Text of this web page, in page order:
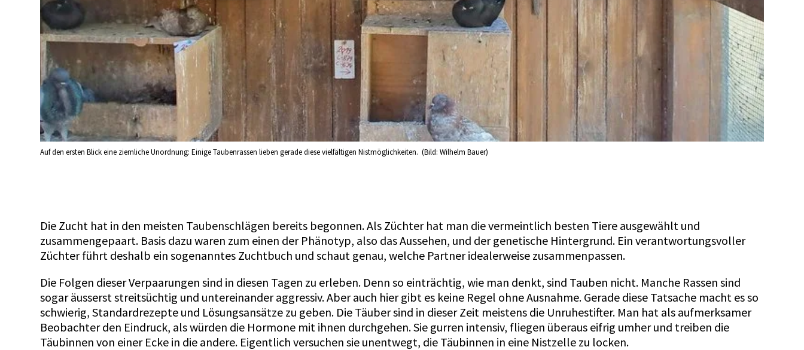
Auf den ersten Blick eine ziemliche Unordnung: Einige Taubenrassen lieben gerade diese vielfältigen Nistmöglichkeiten. (Bild: Wilhelm Bauer)
Die Zucht hat in den meisten Taubenschlägen bereits begonnen. Als Züchter hat man die vermeintlich besten Tiere ausgewählt und
zusammengepaart. Basis dazu waren zum einen der Phänotyp, also das Aussehen, und der genetische Hintergrund. Ein verantwortungsvoller
Züchter führt deshalb ein sogenanntes Zuchtbuch und schaut genau, welche Partner idealerweise zusammenpassen.
Die Folgen dieser Verpaarungen sind in diesen Tagen zu erleben. Denn so einträchtig, wie man denkt, sind Tauben nicht. Manche Rassen sind
sogar äusserst streitsüchtig und untereinander aggressiv. Aber auch hier gibt es keine Regel ohne Ausnahme. Gerade diese Tatsache macht es so
schwierig, Standardrezepte und Lösungsansätze zu geben. Die Täuber sind in dieser Zeit meistens die Unruhestifter. Man hat als aufmerksamer
Beobachter den Eindruck, als würden die Hormone mit ihnen durchgehen. Sie gurren intensiv, fliegen überaus eifrig umher und treiben die
Täubinnen von einer Ecke in die andere. Eigentlich versuchen sie unentwegt, die Täubinnen in eine Nistzelle zu locken.